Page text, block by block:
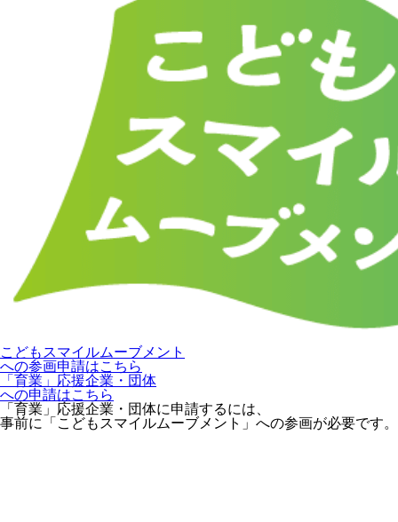
こどもスマイルムーブメント
への参画申請はこちら
「育業」応援企業・団体
への申請はこちら
「育業」応援企業・団体に申請するには、
事前に「こどもスマイルムーブメント」への参画が必要です。